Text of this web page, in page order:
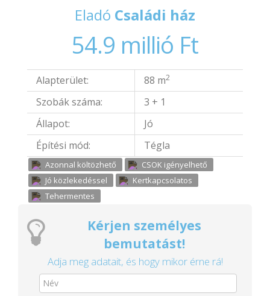
Eladó Családi ház
54.9 millió Ft
Alapterület: 88 m2
Szobák száma:
3 + 1
Állapot:
Jó
Építési mód:
Tégla
Azonnal költözhető
CSOK igényelhető
Jó közlekedéssel
Kertkapcsolatos
Tehermentes
Kérjen személyes
bemutatást!
Adja meg adatait, és hogy mikor érne rá!